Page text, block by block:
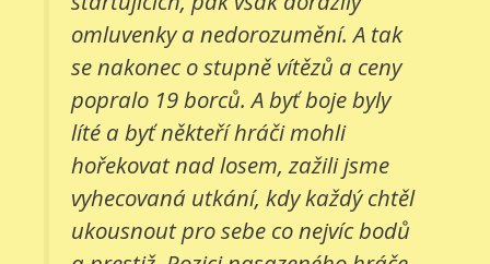
omluvenky a nedorozumění. A tak
se nakonec o stupně vítězů a ceny
popralo 19 borců. A byť boje byly
líté a byť někteří hráči mohli
hořekovat nad losem, zažili jsme
vyhecovaná utkání, kdy každý chtěl
ukousnout pro sebe co nejvíc bodů